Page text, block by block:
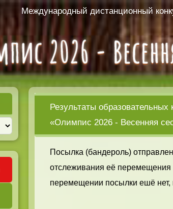
Международный дистанционный
Результаты образовательных
«Олимпис 2026 - Весенняя
Посылка (бандероль)
отслеживания её перемещения
перемещении посылки ешё нет,